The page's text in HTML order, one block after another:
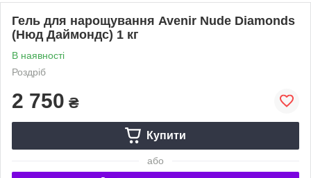
Гель для нарощування Avenir Nude Diamonds
(Нюд Даймондс) 1 кг
В наявності
Роздріб
2 750 ₴
Купити
або